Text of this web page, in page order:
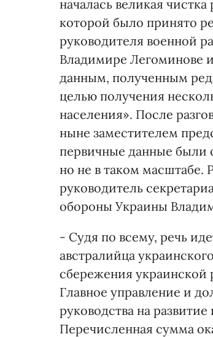
началась великая
которой было принято
руководителя военной
Владимире Легоминове
данным, полученным
целью получения
населения». После
ныне заместителем
первичные данные были
но не в таком масштабе.
руководитель
обороны Украины
- Судя по всему, речь
австралийца
сбережения украинской
Главное управление и
руководства на
Перечисленная сумма